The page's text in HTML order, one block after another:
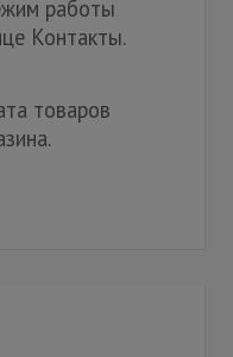
работы
Контакты.
товаров